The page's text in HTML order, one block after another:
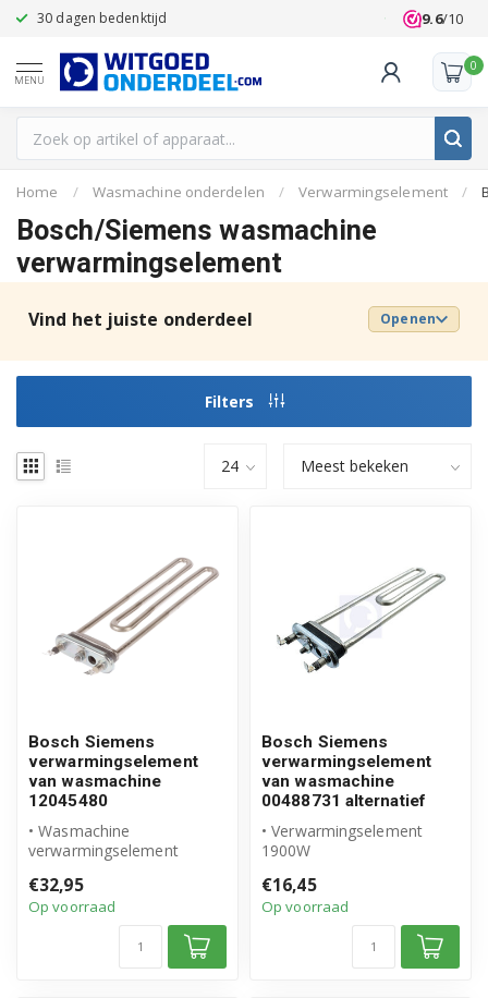
30 dagen bedenktijd Klanten
9.6/10
MENU
0
Home / Wasmachine onderdelen / Verwarmingselement /
Bosch/Siemens wasmachine
verwarmingselement
Vind het juiste onderdeel Openen
Filters
Bosch Siemens
verwarmingselement
van wasmachine
12045480
• Wasmachine
verwarmingselement
• Origineel Bosch Siemens
product
€32,95
Op voorraad
Bosch Siemens
verwarmingselement
van wasmachine
00488731 alternatief
• Verwarmingselement
1900W
• Geschikt voor Bosch Si...
€16,45
Op voorraad